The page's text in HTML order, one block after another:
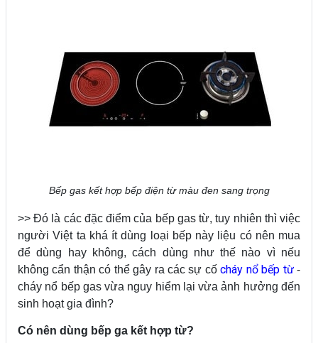
Bếp gas kết hợp bếp điện từ màu đen sang trọng
>> Đó là các đặc điểm của bếp gas từ, tuy nhiên thì việc
người Việt ta khá ít dùng loại bếp này liệu có nên mua
để dùng hay không, cách dùng như thế nào vì nếu
không cẩn thận có thể gây ra các sự cốcháy nổ bếp từ-
cháy nổ bếp gas vừa nguy hiểm lại vừa ảnh hưởng đến
sinh hoạt gia đình?
Có nên dùng bếp ga kết hợp từ?